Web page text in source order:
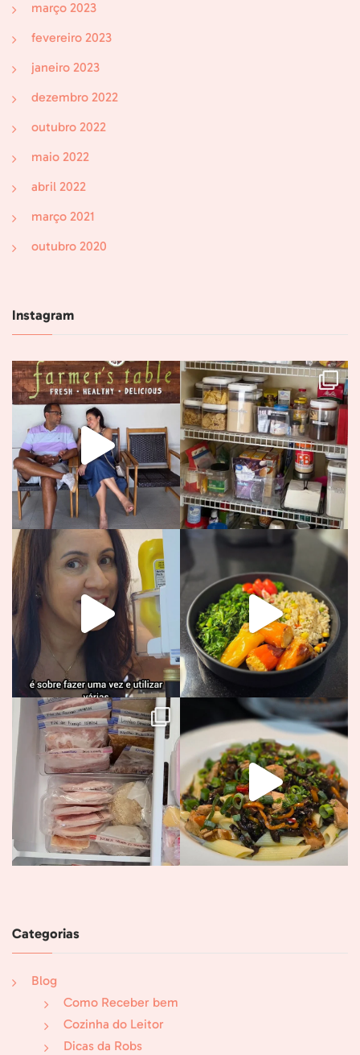
março 2023
fevereiro 2023
janeiro 2023
dezembro 2022
outubro 2022
maio 2022
abril 2022
março 2021
outubro 2020
Instagram
Categorias
Blog
Como Receber bem
Cozinha do Leitor
Dicas da Robs